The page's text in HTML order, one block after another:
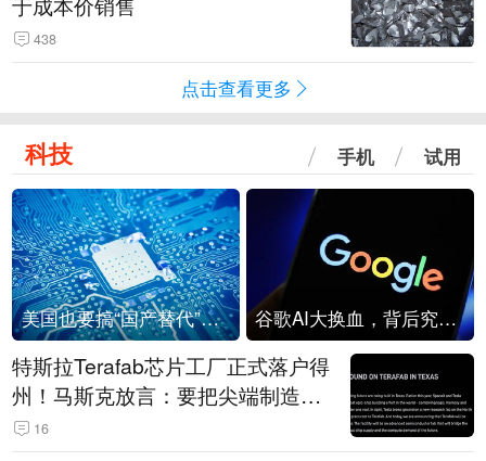
438
点击查看更多
科技 手机 试用
美国也要搞“国产替代”？先算清三笔账 谷歌AI大换血，背后究竟发生了什么？
特斯拉Terafab芯片工厂正式落户得
州！马斯克放言：要把尖端制造带
回美国
16